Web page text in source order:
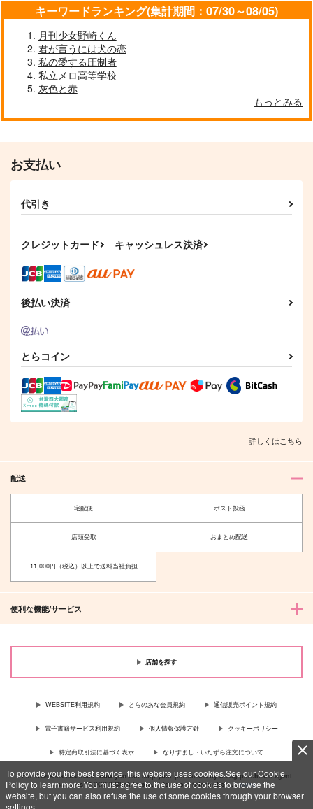
To provide you the best service, this website uses cookies.See our Cookie
Policy to learn more.You must agree to the use of cookies to browse the
website, but you can also refuse the use of some cookies through your browser
settings.
キーワードランキング(集計期間：07/30～08/05)
月刊少女野崎くん
君が言うには犬の恋
私の愛する圧制者
私立メロ高等学校
灰色と赤
もっとみる
お支払い
代引き
クレジットカード キャッシュレス決済
後払い決済
とらコイン
詳しくはこちら
配送
宅配便 ポスト投函
店頭受取 おまとめ配送
11,000円（税込）以上で送料当社負担
便利な機能/サービス
店舗を探す
WEBSITE利用規約 とらのあな会員規約 通信販売ポイント規約
電子書籍サービス利用規約 個人情報保護方針 クッキーポリシー
特定商取引法に基づく表示 なりすまし・いたずら注文について
For Overseas customer, now you can ship your purchases by using purchases agent
services “AOCS”! Click {more…} for more information …more